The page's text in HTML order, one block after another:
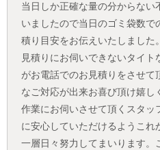
当日しか正確な量の分からない
いましたので当日のゴミ袋数で
積り目安をお伝えいたしました
見積りにお伺いできないタイト
がお電話でのお見積りをさせて
なご対応が出来お喜び頂け嬉し
作業にお伺いさせて頂くスタッ
に安心していただけるようこれ
一層日々努力してまいります。